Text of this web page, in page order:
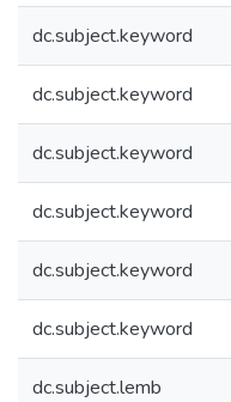
dc.subject.keyword
dc.subject.keyword
dc.subject.keyword
dc.subject.keyword
dc.subject.keyword
dc.subject.keyword
dc.subject.lemb